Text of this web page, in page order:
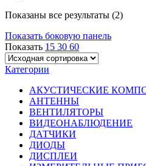
Показаны все результаты (2)
Показать боковую панель
Показать 15 30 60
Категории
АКУСТИЧЕСКИЕ
АНТЕННЫ
ВЕНТИЛЯТОРЫ
ВИДЕОНАБЛЮДЕНИЕ
ДАТЧИКИ
ДИОДЫ
ДИСПЛЕИ